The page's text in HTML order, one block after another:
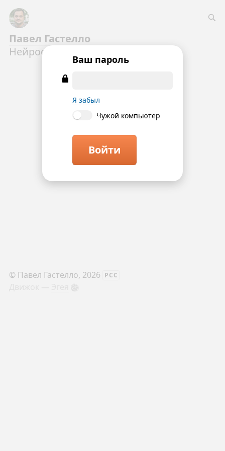
Ваш пароль
Я забыл
Чужой компьютер
Войти
Павел Гастелло
Нейрослоп о том, о сём
© Павел Гастелло, 2026 РСС